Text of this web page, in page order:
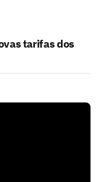
tarifas dos